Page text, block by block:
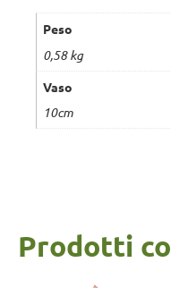
Peso
0,58 kg
Vaso
10cm
Prodotti